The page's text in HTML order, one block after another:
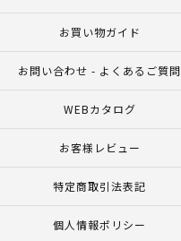
お買い物ガイド
お問い合わせ - よくあるご質問
WEBカタログ
お客様レビュー
特定商取引法表記
個人情報ポリシー